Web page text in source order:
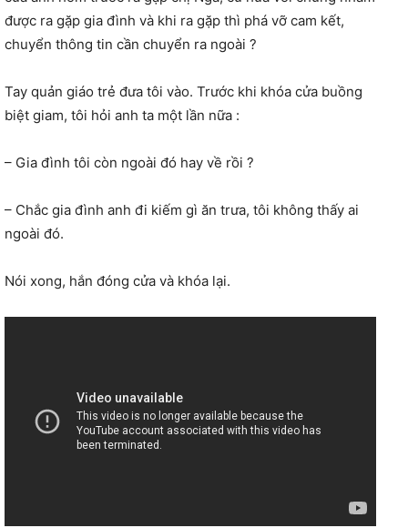
được ra gặp gia đình và khi ra gặp thì phá vỡ cam kết,
chuyển thông tin cần chuyển ra ngoài ?
Tay quản giáo trẻ đưa tôi vào. Trước khi khóa cửa buồng
biệt giam, tôi hỏi anh ta một lần nữa :
– Gia đình tôi còn ngoài đó hay về rồi ?
– Chắc gia đình anh đi kiếm gì ăn trưa, tôi không thấy ai
ngoài đó.
Nói xong, hắn đóng cửa và khóa lại.